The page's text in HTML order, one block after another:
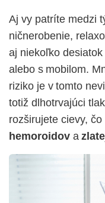
Aj vy patríte medzi
ničnerobenie,
aj niekoľko
alebo s mobilom.
riziko je v tomto
totiž dlhotrvajúci
rozširujete cievy,
hemoroidov a